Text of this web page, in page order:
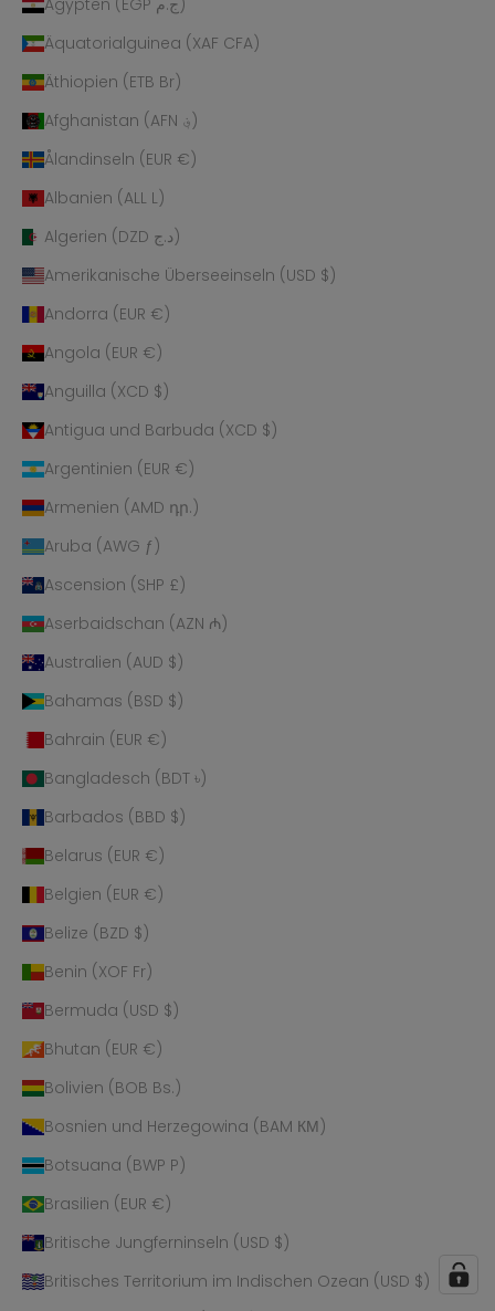
Ägypten (EGP ج.م)
Äquatorialguinea (XAF CFA)
Äthiopien (ETB Br)
Afghanistan (AFN ؋)
Ålandinseln (EUR €)
Albanien (ALL L)
Algerien (DZD د.ج)
Amerikanische Überseeinseln (USD $)
Andorra (EUR €)
Angola (EUR €)
Anguilla (XCD $)
Antigua und Barbuda (XCD $)
Argentinien (EUR €)
Armenien (AMD դր.)
Aruba (AWG ƒ)
Ascension (SHP £)
Aserbaidschan (AZN ₼)
Australien (AUD $)
Bahamas (BSD $)
Bahrain (EUR €)
Bangladesch (BDT ৳)
Barbados (BBD $)
Belarus (EUR €)
Belgien (EUR €)
Belize (BZD $)
Benin (XOF Fr)
Bermuda (USD $)
Bhutan (EUR €)
Bolivien (BOB Bs.)
Bosnien und Herzegowina (BAM КМ)
Botsuana (BWP P)
Brasilien (EUR €)
Britische Jungferninseln (USD $)
Britisches Territorium im Indischen Ozean (USD $)